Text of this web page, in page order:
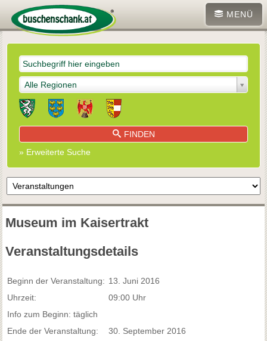
MENÜ
Alle Regionen
FINDEN
» Erweiterte Suche
Museum im Kaisertrakt
Veranstaltungsdetails
Beginn der Veranstaltung: 13. Juni 2016
Uhrzeit:
09:00 Uhr
Info zum Beginn: täglich
Ende der Veranstaltung:
30. September 2016